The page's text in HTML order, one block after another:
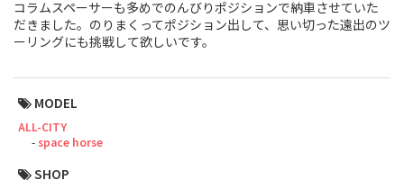
コラムスペーサーも多めでのんびりポジションで納車させていた
だきました。のりまくってポジション出して、思い切った遠出のツ
ーリングにも挑戦して欲しいです。
MODEL
ALL-CITY
space horse
SHOP
Small Size (~160cm)
Cook Paint Works